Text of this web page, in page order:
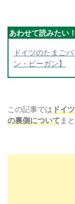
ドイツのたまご
ン・ビーガン】
この記事では ドイ
の裏側について ま